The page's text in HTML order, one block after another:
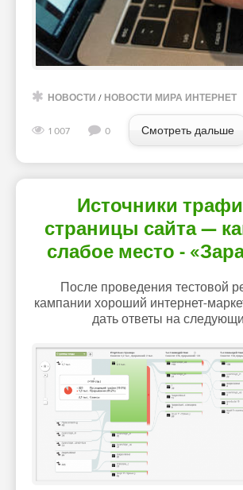
НОВОСТИ / НОВОСТИ МИРА ИНТЕРНЕТ
1 007 0 Смотреть дальше
Источники
страницы сайта —
слабое место -
После проведения тестовой
кампании хороший интернет-
дать ответы на